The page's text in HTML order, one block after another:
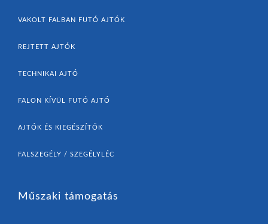
VAKOLT FALBAN FUTÓ AJTÓK
REJTETT AJTÓK
TECHNIKAI AJTÓ
FALON KÍVÜL FUTÓ AJTÓ
AJTÓK ÉS KIEGÉSZÍTŐK
FALSZEGÉLY / SZEGÉLYLÉC
Műszaki támogatás